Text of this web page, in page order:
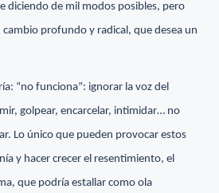
diciendo de mil modos posibles, pero
profundo y radical, que desea un
“no funciona”: ignorar la voz del
golpear, encarcelar, intimidar… no
Lo único que pueden provocar estos
y hacer crecer el resentimiento, el
que podría estallar como ola